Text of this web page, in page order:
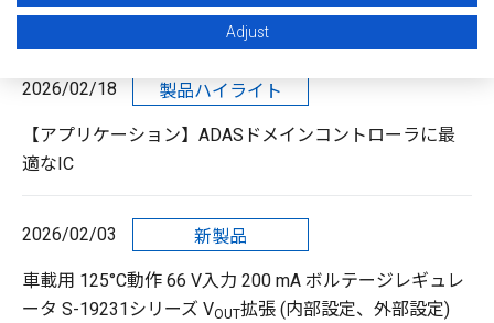
電圧リファレンスとは？
2026/02/18 製品ハイライト
【アプリケーション】ADASドメインコントローラに最
適なIC
2026/02/03 新製品
車載用 125°C動作 66 V入力 200 mA ボルテージレギュレ
ータ S-19231シリーズ VOUT拡張 (内部設定、外部設定)
Adjust